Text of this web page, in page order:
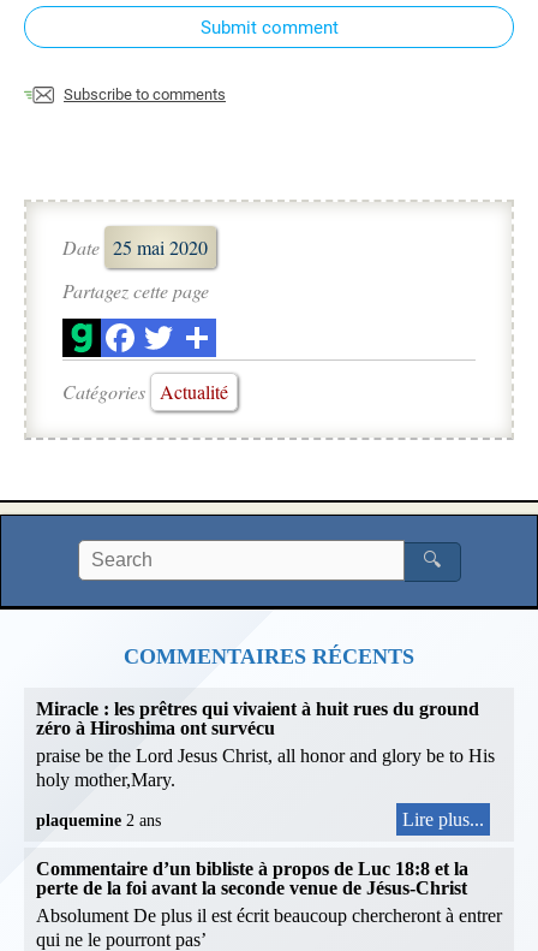
Submit comment
Subscribe to comments
Date 25 mai 2020
Partagez cette page
Catégories Actualité
🔍
COMMENTAIRES RÉCENTS
Miracle : les prêtres qui vivaient à huit rues du ground
zéro à Hiroshima ont survécu
praise be the Lord Jesus Christ, all honor and glory be to His
holy mother,Mary.
plaquemine 2 ans Lire plus...
Commentaire d’un bibliste à propos de Luc 18:8 et la
perte de la foi avant la seconde venue de Jésus-Christ
Absolument De plus il est écrit beaucoup chercheront à entrer
qui ne le pourront pas’